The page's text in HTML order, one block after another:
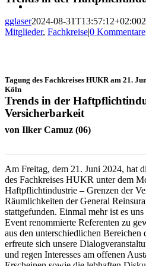
gglaser2024-08-31T13:57:12+02:00
Mitglieder, Fachkreise|0 Kommentare
Tagung des Fachkreises HUKR am 21.
Köln
Trends in der
Versicherbarkeit
von Ilker Camuz (06)
Am Freitag, dem 21. Juni 2024, hat
des Fachkreises HUKR unter dem
Haftpflichtindustrie – Grenzen der
Räumlichkeiten der General
stattgefunden. Einmal mehr ist es
Event renommierte Referenten zu
aus den unterschiedlichen
erfreute sich unsere
und regen Interesses am offenen